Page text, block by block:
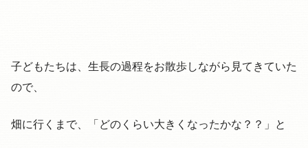
子どもたちは、生長の過程をお散歩しながら見てきていた
ので、
畑に行くまで、「どのくらい大きくなったかな？？」と